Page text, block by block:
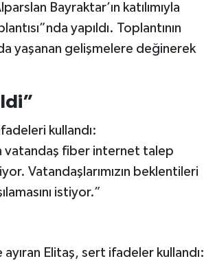
Bayraktar’ın katılımıyla
yapıldı. Toplantının
yaşanan gelişmelere değinerek
kullandı:
vatandaş fiber internet talep
Vatandaşlarımızın beklentileri
istiyor.”
ayıran Elitaş, sert ifadeler kullandı: